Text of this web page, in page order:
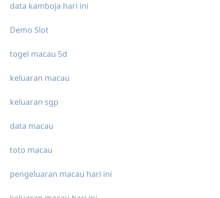
data kamboja hari ini
Demo Slot
togel macau 5d
keluaran macau
keluaran sgp
data macau
toto macau
pengeluaran macau hari ini